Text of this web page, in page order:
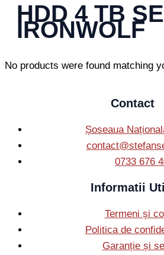
HDD 4 TB
IRONWOLF
No products were found matching
Contact
Șoseaua
0733 676
Informatii
Termeni și
Politica de
Garanție și